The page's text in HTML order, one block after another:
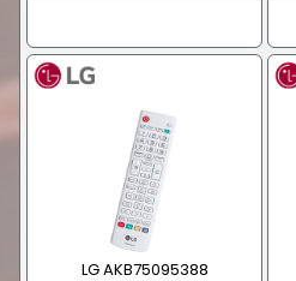
LG AKB75095388